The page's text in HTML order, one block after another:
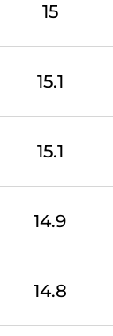
15
15.1
15.1
14.9
14.8